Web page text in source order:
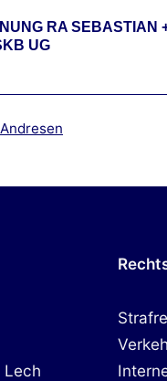
RA SEBASTIAN
UG